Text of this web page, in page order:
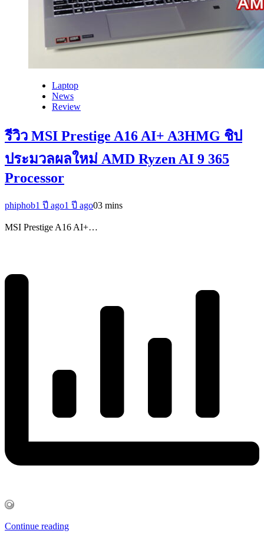
Laptop
News
Review
รีวิว MSI Prestige A16 AI+ A3HMG ชิป
ประมวลผลใหม่ AMD Ryzen AI 9 365
Processor
phiphob1 ปี ago1 ปี ago03 mins
MSI Prestige A16 AI+…
Continue reading